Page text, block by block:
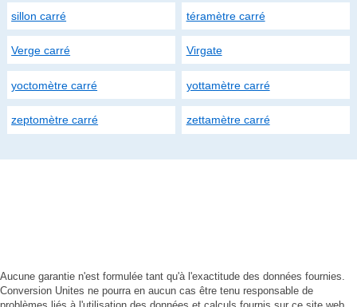
sillon carré téramètre carré
Verge carré Virgate
yoctomètre carré yottamètre carré
zeptomètre carré zettamètre carré
Aucune garantie n'est formulée tant qu'à l'exactitude des données fournies.
Conversion Unites ne pourra en aucun cas être tenu responsable de